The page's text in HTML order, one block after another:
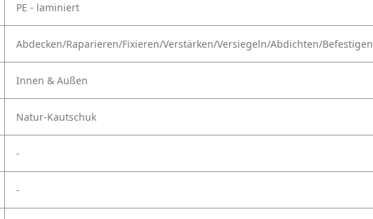
PE - laminiert
Abdecken/Raparieren/Fixieren/Verstärken/Versiegeln/Abdichten/Befestigen
Innen & Außen
Natur-Kautschuk
-
-